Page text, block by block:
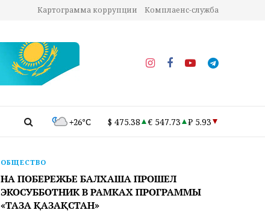
Картограмма коррупции Комплаенс-служба
+26°C $ 475.38 € 547.73 ₽ 5.93
ОБЩЕСТВО
НА ПОБЕРЕЖЬЕ БАЛХАША ПРОШЕЛ
ЭКОСУББОТНИК В РАМКАХ ПРОГРАММЫ
«ТАЗА ҚАЗАҚСТАН»